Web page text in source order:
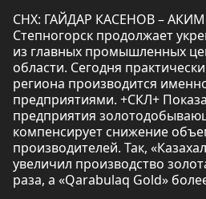
СНХ: ГАЙДАР КАСЕНОВ –
Степногорск продолжает
из главных промышленных
области. Сегодня
региона производится
предприятиями. +СКЛ+
предприятия
компенсирует снижение
производителей. Так,
увеличил производство
раза, а «Qarabulaq Gold»